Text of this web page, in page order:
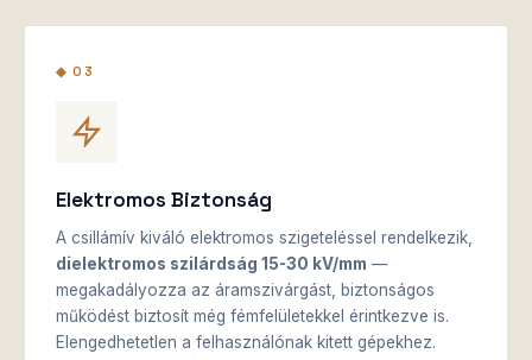
◆ 03
Elektromos Biztonság
A csillámív kiváló elektromos szigeteléssel rendelkezik,
dielektromos szilárdság 15-30 kV/mm —
megakadályozza az áramszivárgást, biztonságos
működést biztosít még fémfelületekkel érintkezve is.
Elengedhetetlen a felhasználónak kitett gépekhez.